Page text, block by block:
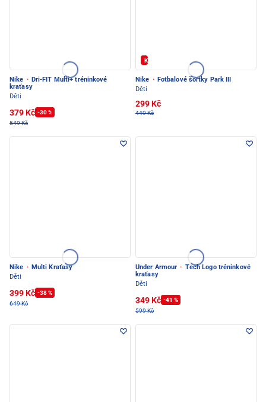
Nike · Dri-FIT Multi+ tréninkové
kraťasy
Děti
379 Kč -30 %
549 Kč
Kód: FOTBAL20
Nike · Fotbalové šortky Park III
Děti
299 Kč
449 Kč
Nike · Multi Kraťasy
Děti
399 Kč -38 %
649 Kč
Under Armour · Tech Logo tréninkové
kraťasy
Děti
349 Kč -41 %
599 Kč